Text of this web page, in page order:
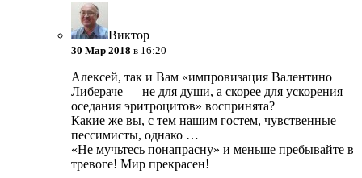
Виктор
30 Мар 2018 в 16:20
Алексей, так и Вам «импровизация Валентино
Либераче — не для души, а скорее для ускорения
оседания эритроцитов» воспринята?
Какие же вы, с тем нашим гостем, чувственные
пессимисты, однако …
«Не мучьтесь понапрасну» и меньше пребывайте в
тревоге! Мир прекрасен!